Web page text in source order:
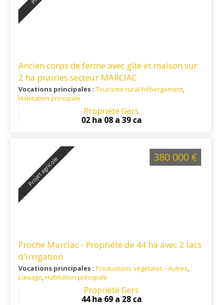
Ancien corps de ferme avec gîte et maison sur
2 ha prairies secteur MARCIAC
Vocations principales : Tourisme rural-hébergement,
Habitation principale
Propriété Gers
02 ha 08 a 39 ca
Projet agricole
Proche Marciac - Propriété de 44 ha avec 2 lacs
d'irrigation
Vocations principales : Productions végétales - Autres,
Elevage,Habitation principale
: Marciac 15 mn - Mirande 25 mn - Vic-
Fezensac 30 mn - Auch 45 mnPropriété Gers
44 ha 69 a 28 ca
380 000 €